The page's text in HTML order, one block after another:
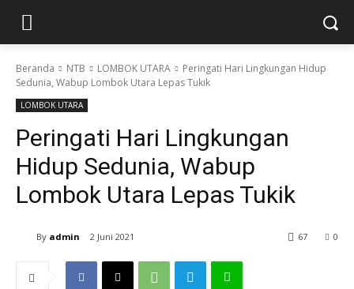
Beranda NTB LOMBOK UTARA
Peringati Hari Lingkungan Hidup
Sedunia, Wabup Lombok Utara Lepas Tukik
LOMBOK UTARA
Peringati Hari Lingkungan
Hidup Sedunia, Wabup
Lombok Utara Lepas Tukik
By admin 2 Juni 2021 0
67